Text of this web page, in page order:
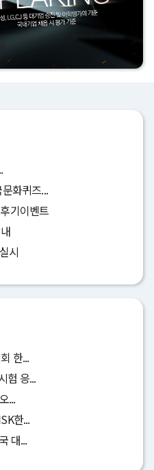
화퀴즈...
기이벤트
시
한...
험 응...
...
한...
대...